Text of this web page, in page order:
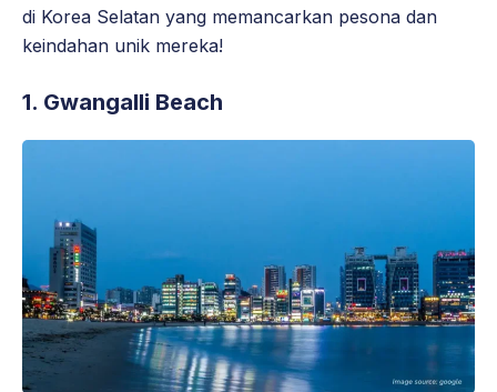
di Korea Selatan yang memancarkan pesona dan
keindahan unik mereka!
1. Gwangalli Beach